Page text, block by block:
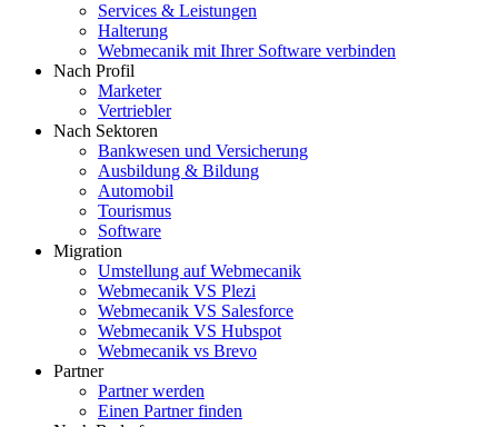
Services & Leistungen
Halterung
Webmecanik mit Ihrer Software verbinden
Nach Profil
Marketer
Vertriebler
Nach Sektoren
Bankwesen und Versicherung
Ausbildung & Bildung
Automobil
Tourismus
Software
Migration
Umstellung auf Webmecanik
Webmecanik VS Plezi
Webmecanik VS Salesforce
Webmecanik VS Hubspot
Webmecanik vs Brevo
Partner
Partner werden
Einen Partner finden